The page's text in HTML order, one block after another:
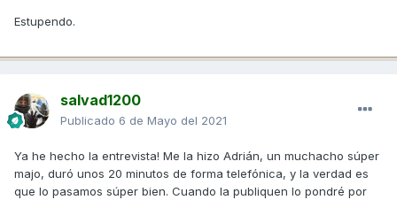
Estupendo.
salvad1200
Publicado 6 de Mayo del 2021
Ya he hecho la entrevista! Me la hizo Adrián, un muchacho súper
majo, duró unos 20 minutos de forma telefónica, y la verdad es
que lo pasamos súper bien. Cuando la publiquen lo pondré por